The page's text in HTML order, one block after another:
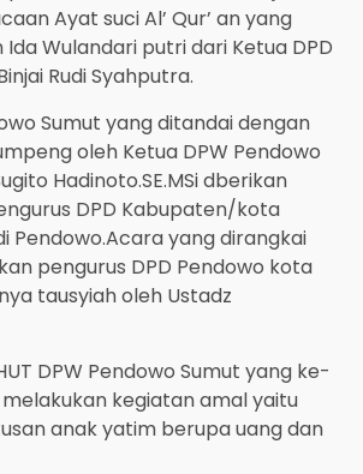
Ayat suci Al’ Qur’ an yang
Wulandari putri dari Ketua DPD
Rudi Syahputra.
Sumut yang ditandai dengan
oleh Ketua DPW Pendowo
Hadinoto.SE.MSi dberikan
DPD Kabupaten/kota
Pendowo.Acara yang dirangkai
pengurus DPD Pendowo kota
tausyiah oleh Ustadz
DPW Pendowo Sumut yang ke-
kegiatan amal yaitu
anak yatim berupa uang dan